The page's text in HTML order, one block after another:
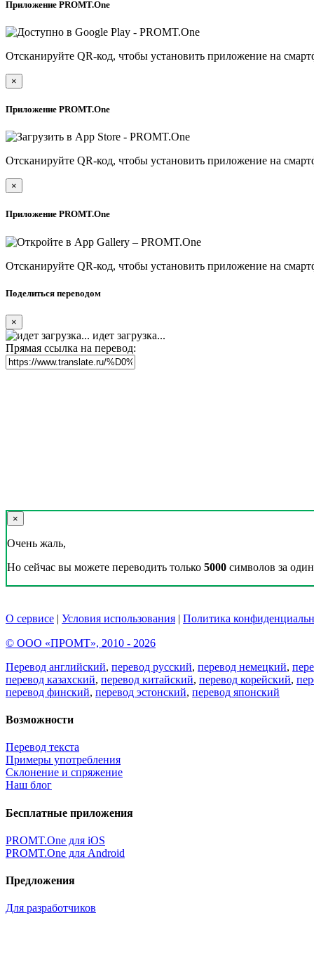
Приложение PROMT.One
Отсканируйте QR-код, чтобы установить приложение на
×
Приложение PROMT.One
Отсканируйте QR-код, чтобы установить приложение на
×
Приложение PROMT.One
Отсканируйте QR-код, чтобы установить приложение на
Поделиться переводом
×
идет загрузка...
Прямая ссылка на перевод:
×
Очень жаль,
Но сейчас вы можете переводить только 5000 символов за один
О сервисе | Условия использования | Политика
© ООО «ПРОМТ», 2010 - 2026
Перевод английский, перевод русский, перевод немецкий,
перевод казахский, перевод китайский, перевод корейский,
перевод финский, перевод эстонский, перевод японский
Возможности
Перевод текста
Примеры употребления
Склонение и спряжение
Наш блог
Бесплатные приложения
PROMT.One для iOS
PROMT.One для Android
Предложения
Для разработчиков